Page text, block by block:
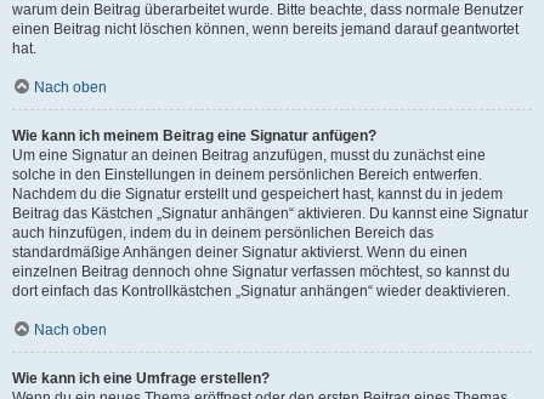
warum dein Beitrag überarbeitet wurde. Bitte beachte, dass normale Benutzer
einen Beitrag nicht löschen können, wenn bereits jemand darauf geantwortet
hat.
Nach oben
Wie kann ich meinem Beitrag eine Signatur anfügen?
Um eine Signatur an deinen Beitrag anzufügen, musst du zunächst eine
solche in den Einstellungen in deinem persönlichen Bereich entwerfen.
Nachdem du die Signatur erstellt und gespeichert hast, kannst du in jedem
Beitrag das Kästchen „Signatur anhängen“ aktivieren. Du kannst eine Signatur
auch hinzufügen, indem du in deinem persönlichen Bereich das
standardmäßige Anhängen deiner Signatur aktivierst. Wenn du einen
einzelnen Beitrag dennoch ohne Signatur verfassen möchtest, so kannst du
dort einfach das Kontrollkästchen „Signatur anhängen“ wieder deaktivieren.
Nach oben
Wie kann ich eine Umfrage erstellen?